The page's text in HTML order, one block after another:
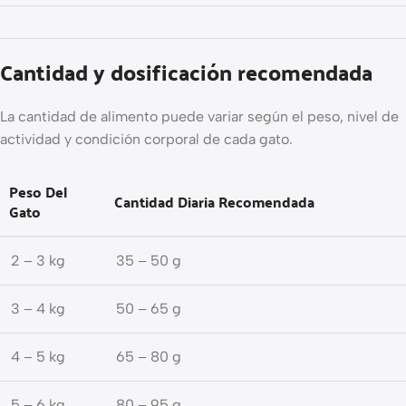
Cantidad y dosificación recomendada
La cantidad de alimento puede variar según el peso, nivel de
actividad y condición corporal de cada gato.
Peso Del
Gato Cantidad Diaria Recomendada
2 – 3 kg 35 – 50 g
3 – 4 kg 50 – 65 g
4 – 5 kg 65 – 80 g